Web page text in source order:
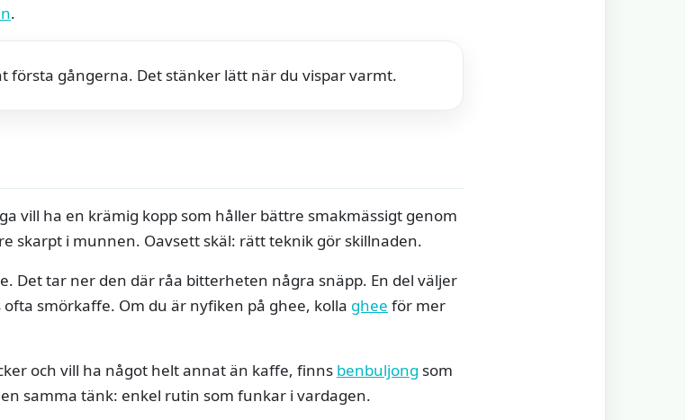
.
första gångerna. Det stänker lätt när du vispar varmt.
vill ha en krämig kopp som håller bättre smakmässigt genom
skarpt i munnen. Oavsett skäl: rätt teknik gör skillnaden.
Det tar ner den där råa bitterheten några snäpp. En del väljer
smörkaffe. Om du är nyfiken på ghee, kolla ghee för mer
och vill ha något helt annat än kaffe, finns benbuljong som
samma tänk: enkel rutin som funkar i vardagen.